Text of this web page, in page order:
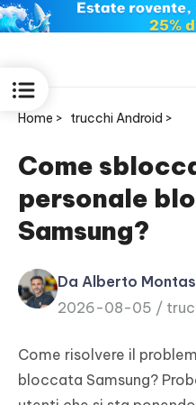
for iOS
PDNob
PDF
New
iAnyGo
Home > trucchi Android >
Come
personale
Samsung?
Da Alberto
2026-08-05 /
Come risolvere il
bloccata Samsung?